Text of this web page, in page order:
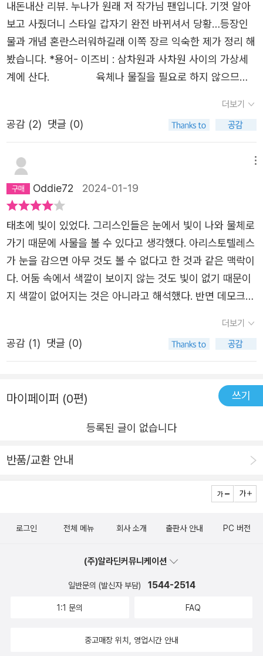
내돈내산 리뷰. 누나가 원래 저 작가님 팬입니다. 기껏 알아
보고 사줬더니 스타일 갑자기 완전 바뀌셔서 당황…등장인
물과 개념 혼란스러워하길래 이쪽 장르 익숙한 제가 정리 해
봤습니다. *용어- 이즈비 : 삼차원과 사차원 사이의 가상세
계에 산다. 육체나 물질을 필요로 하지 않으므로
거나 독립한 자들. 지구인의 몸을 훔쳐쓴다.(장악)
남의 영혼을 삼킬 수 있다. - 어세서 : 지구인인데 외계인 사
생-마이크)도 여기 포함. 교장한테 세뇌되서 자신
들이 “나중 사람”이라고 믿음. - 사과폭탄 : 평행공간으로 들
어가고 나오는 키- 평행공간 : 이 소설에서는 폐교에 꾸며진
공간. 실재와 가상이 모두 가능.- 빛의 무기 : 육체는 통과하
고 빛의 몸만 공격할 수 있는 무기.- 빛의 몸= 빛무리 몸. 모
든 사람들에게 있는 영혼 같은 개념. “모든 존재는 빛이고
그 몸은 빛으로 이루어져 있다.” “빛이 모여들어 몸을 이루
다.” 빛의 갈고리도 비슷한 개념. *주요인물 (초능력쓰는
주인공. 두 번의 각성을 겪었음. 자칭 “교장”이라는
자에게 납치된 적이 있음. 자신을 미워함. 자기 때문
에 주변이 희생되거나 손해를 보았다고 생각하고 있음.
게도 들어갈 수 있음. 3. 믐 : 뛰어난 기억력 + 높은 지능 + I
물체를 통과할 수 있는 몸. Passin개념.) 으로 활성화
타인의 몸 속에 핀 같은 것을 박을 수 있음. (!)네 개의 손가
락이란 표현으로 미루어 보아 나머지 한 사람은 간간히 언급
되는 아인5. 아인 : 회상에만 등장. <다희납치사건>때 사라
레파시가 가능. 선의로 힘든 사람들을 돕다가 점점 교장에게
다가가게 됨.*주변인물- 교장 : 악당. 위에 언급된 어세서의
며 다희가 빛의 무기로 물리쳤으나 돌아온 것 같음. - 형제단
: 세뇌된 지구인. 어세서들. 적. - 아이들 : 교장이 종교단체처
는 중*감상이 쪽 장르를 많이 읽었던 나로서는 낯설지 않은
더보기
공감 (2) 댓글 (0)
Oddie72 2024-01-19
태초에 빛이 있었다. 그리스인들은 눈에서 빛이 나와 물체로
가기 때문에 사물을 볼 수 있다고 생각했다. 아리스토텔레스
가 눈을 감으면 아무 것도 볼 수 없다고 한 것과 같은 맥락이
다. 어둠 속에서 색깔이 보이지 않는 것도 빛이 없기 때문이
지 색깔이 없어지는 것은 아니라고 해석했다. 반면 데모크리
가 물체에 부딪힌 후 다시 눈에 들어와 인식되는 감각으로
보았다. 따라서 빛이 없는 곳에서는 색깔도 존재하지 않는다
초능력인지 특별한 능력자인지 그들이 바라본 투명한 공간
은 무엇이였을까?이 소설은 마치 서사의 빛의 덩어리 같
서사의 폭발 속에서 궁극적으로 색깔들이 모여 있는투명의
이야기로 치환된다. 큰 서사들을 너무 잘라 먹어서 이 부분
그들이 좌충우돌 에피소드들은 오밀조밀하게 잘 포장되어
났으면 하는 바람이 있다.매력적인 캐릭터들의 이야기가 주
은 이야기의 두께가 조금 짧지 않았나 하는 아쉬움이 든다.
하지만 소설 속의 캐릭터들은 매우 매력적이기 때문에 이들
는 생각이 들었다.예를 들면 그들이 과거에 엮어졌던 교장과
있던 서사들이 궁금해졌다. 아마 그것이 소설가의 의도였다
더보기
공감 (1) 댓글 (0)
마이페이퍼 (0편) 쓰기
등록된 글이 없습니다
반품/교환 안내
로그인 전체 메뉴 회사 소개 출판사 안내 PC 버전
(주)알라딘커뮤니케이션
일반문의 (발신자 부담) 1544-2514
1:1 문의 FAQ
중고매장 위치, 영업시간 안내